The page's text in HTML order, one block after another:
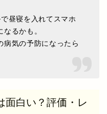
昼寝を入れてスマホ
るかも。
病気の予防になったら
面白い？評価・レ